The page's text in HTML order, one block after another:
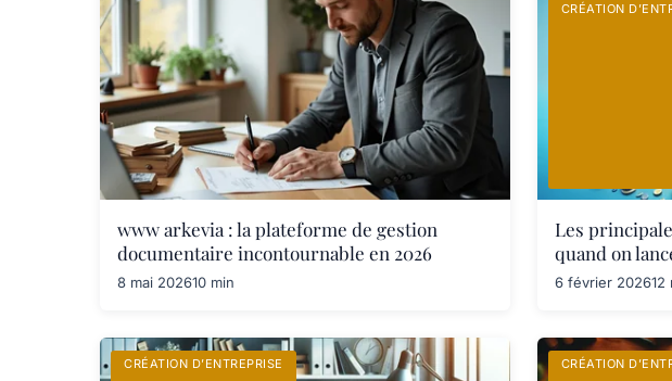
www arkevia : la plateforme de gestion
documentaire incontournable en 2026
8 mai 202610 min
CRÉATION
Les
quand on
6 février 202612
CRÉATION D’ENTREPRISE CRÉATION